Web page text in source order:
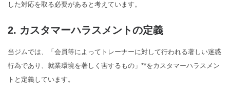
した対応を取る必要があると考えています。
2. カスタマーハラスメントの定義
当ジムでは、「会員等によってトレーナーに対して行われる著しい迷惑
行為であり、就業環境を著しく害するもの」**をカスタマーハラスメン
トと定義しています。